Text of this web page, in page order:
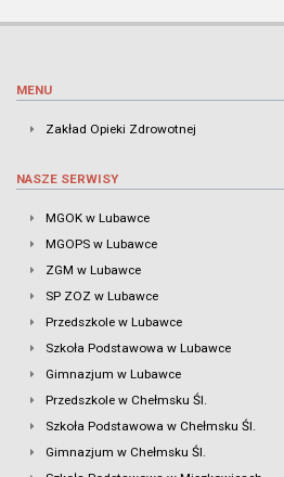
MENU
Zakład Opieki Zdrowotnej
NASZE SERWISY
MGOK w Lubawce
MGOPS w Lubawce
ZGM w Lubawce
SP ZOZ w Lubawce
Przedszkole w Lubawce
Szkoła Podstawowa w Lubawce
Gimnazjum w Lubawce
Przedszkole w Chełmsku Śl.
Szkoła Podstawowa w Chełmsku Śl.
Gimnazjum w Chełmsku Śl.